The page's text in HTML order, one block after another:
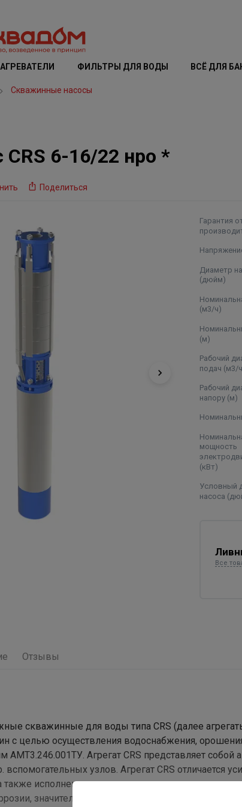
ФИЛЬТРЫ ДЛЯ ВОДЫ ВСЁ ДЛЯ
Скважинные насосы
6-16/22 нро *
Поделиться
Гарантия
Диаметр
(дюйм)
(м3/ч)
(м)
Рабочий
подач (м3/
Рабочий
напору (м)
мощность
(кВт)
Условный
насоса
Все
Отзывы
скважинные для воды типа CRS (далее
с целью осуществления водоснабжения,
АМТ3.246.001ТУ. Агрегат CRS представляет собой
вспомогательных узлов. Агрегат CRS отличается
также исполнением основных конструктивных
значительно уменьшает риск